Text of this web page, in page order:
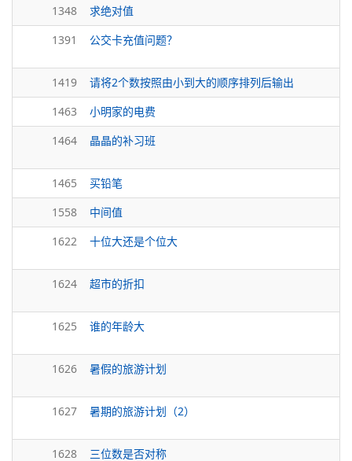
1348
求绝对值
1391
公交卡充值问题？
1419
请将2个数按照由小到大的顺序排列后输出
1463
小明家的电费
1464
晶晶的补习班
1465
买铅笔
1558
中间值
1622
十位大还是个位大
1624 超市的折扣
1625 谁的年龄大
1626 暑假的旅游计划
1627 暑期的旅游计划（2）
1628 三位数是否对称